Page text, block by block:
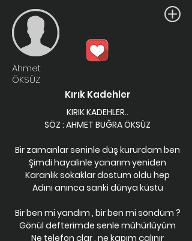
Ahmet
ÖKSÜZ
Kırık Kadehler
KIRIK KADEHLER..
SÖZ : AHMET BUĞRA ÖKSÜZ
Bir zamanlar seninle düş kururdam ben
Şimdi hayalinle yanarım yeniden
Karanlık sokaklar dostum oldu hep
Adını anınca sanki dünya küstü
Bir ben mi yandım , bir ben mi söndüm ?
Gönül defterimde senle mühürlüyüm
Ne telefon çlar , ne kapım çalınır